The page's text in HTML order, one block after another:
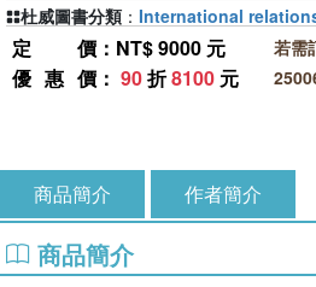
定價 ：NT$ 9000 元
優惠價 ： 90折8100 元
若需
杜威圖書分類 ： International
商品簡介 作者簡介
商品簡介